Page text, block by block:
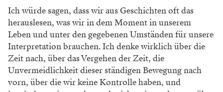
Ich würde sagen, dass wir aus Geschichten oft das
herauslesen, was wir in dem Moment in unserem
Leben und unter den gegebenen Umständen für unsere
Interpretation brauchen. Ich denke wirklich über die
Zeit nach, über das Vergehen der Zeit, die
Unvermeidlichkeit dieser ständigen Bewegung nach
vorn, über die wir keine Kontrolle haben, und